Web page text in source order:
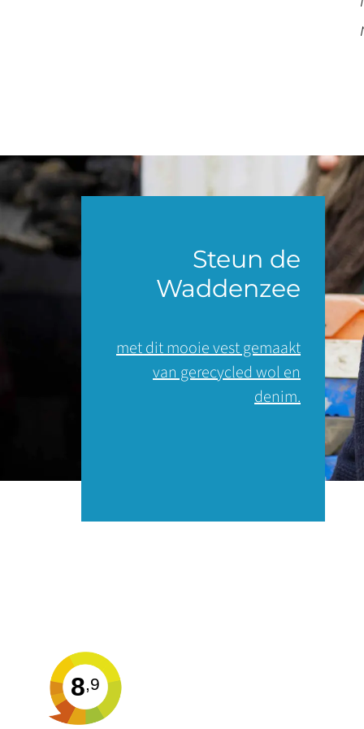
Steun de
Waddenzee
met dit mooie vest gemaakt
van gerecycled wol en
denim.
8,9